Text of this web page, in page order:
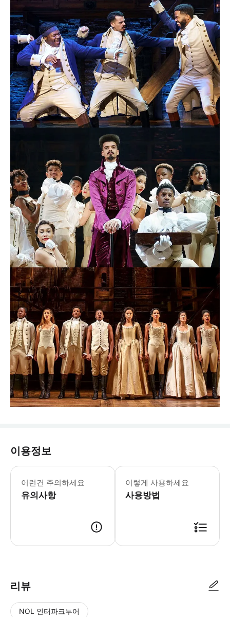
이용정보
이런건 주의하세요
유의사항
이렇게 사용하세요
사용방법
리뷰
NOL 인터파크투어